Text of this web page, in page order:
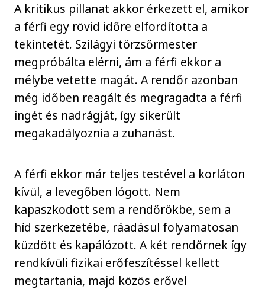
A kritikus pillanat akkor érkezett el, amikor
a férfi egy rövid időre elfordította a
tekintetét. Szilágyi törzsőrmester
megpróbálta elérni, ám a férfi ekkor a
mélybe vetette magát. A rendőr azonban
még időben reagált és megragadta a férfi
ingét és nadrágját, így sikerült
megakadályoznia a zuhanást.
A férfi ekkor már teljes testével a korláton
kívül, a levegőben lógott. Nem
kapaszkodott sem a rendőrökbe, sem a
híd szerkezetébe, ráadásul folyamatosan
küzdött és kapálózott. A két rendőrnek így
rendkívüli fizikai erőfeszítéssel kellett
megtartania, majd közös erővel